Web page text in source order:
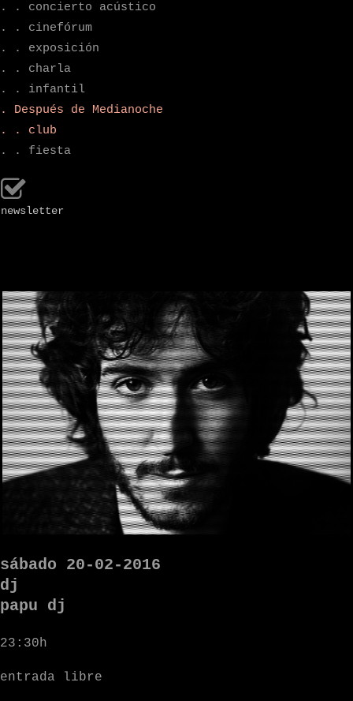
. . concierto acústico
. . cinefórum
. . exposición
. . charla
. . infantil
. Después de Medianoche
. . club
. . fiesta
newsletter
sábado 20-02-2016
dj
papu dj
23:30h
entrada libre